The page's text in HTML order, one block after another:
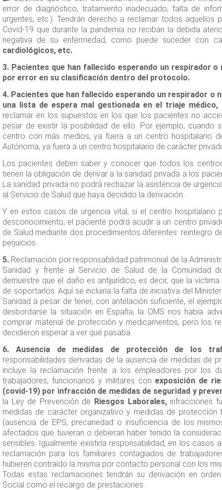
error de diagnóstico, tratamiento inadecuado, falta de
urgentes, etc.). Tendrán derecho a reclamar todos aquellos
Covid-19 que durante la pandemia no reciban la debida
negativa de su enfermedad, como puede suceder con
cardiológicos, etc.
3. Pacientes que han fallecido esperando un respirador o
por error en su clasificación dentro del protocolo.
4. Pacientes que han fallecido esperando un respirador o
una lista de espera mal gestionada en el triaje
reclamar en los supuestos en los que los pacientes no
pesar de existir la posibilidad de ello. Por ejemplo, cuando
centro con más medios, ya fuera a un centro hospitalario
Autónoma, ya fuera a un centro hospitalario de carácter
Los pacientes deben saber y conocer que todos los
tienen la obligación de derivar a la sanidad privada a los
La sanidad privada no podrá rechazar la asistencia de
al Servicio de Salud que haya decidido la derivación.
Y en estos casos de urgencia vital, si el centro hospitalario
desconocimiento, el paciente podrá acudir a un centro
de Salud mediante dos procedimientos diferentes: reintegro
perjuicios.
5. Reclamación por responsabilidad patrimonial de la
Sanidad y frente al Servicio de Salud de la Comunidad
demuestre que el daño es antijurídico, es decir, que la
de soportarlos. Aquí se incluiría la falta de iniciativa del
Sanidad a pesar de tener, con antelación suficiente, el
desbordarse la situación en España, la OMS nos había
comprar material de protección y medicamentos, pero los
decidieron esperar a ver qué pasaba
6. Ausencia de medidas de protección de los
responsabilidades derivadas de la ausencia de medidas de
incluye la reclamación frente a los empleadores por los
trabajadores, funcionarios y militares con exposición de
(covid-19) por infracción de medidas de seguridad y
la Ley de Prevención de Riesgos Laborales, infracciones
medidas de carácter organizativo y medidas de protección
(ausencia de EPS, precariedad o insuficiencia de los
afectados que tuvieran o debieran haber tenido la
sensibles. Igualmente existiría responsabilidad, en los casos
reclamación para los familiares contagiados de
hubieren contraído la misma por contacto personal con los
Todas estas reclamaciones tendrán su derivación en
Social como el recargo de prestaciones.